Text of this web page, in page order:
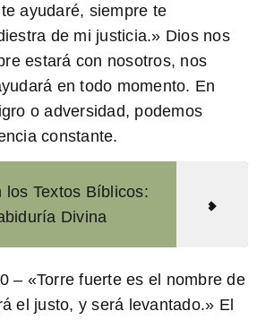
ayudaré, siempre te
de mi justicia.» Dios nos
estará con nosotros, nos
en todo momento. En
o adversidad, podemos
constante.
los Textos Bíblicos:
Divina
– «Torre fuerte es el nombre de
el justo, y será levantado.» El